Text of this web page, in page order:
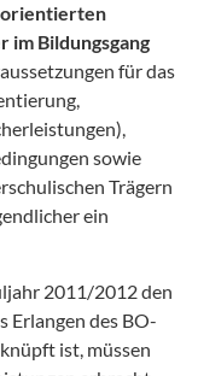
im Bildungsgang
für das
sowie
Trägern
ein
2011/2012 den
Erlangen des BO-
ist, müssen